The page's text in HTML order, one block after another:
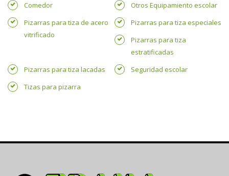
Comedor
Otros Equipamiento escolar
Pizarras para tiza de acero
vitrificado
Pizarras para tiza especiales
Pizarras para tiza
estratificadas
Pizarras para tiza lacadas
Seguridad escolar
Tizas para pizarra